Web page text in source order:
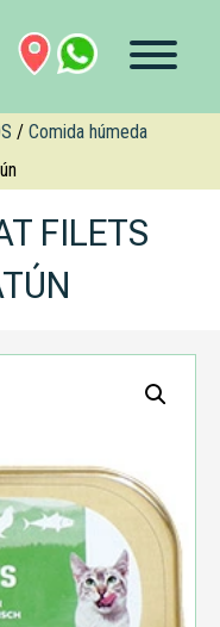
/ Comida húmeda
FILETS